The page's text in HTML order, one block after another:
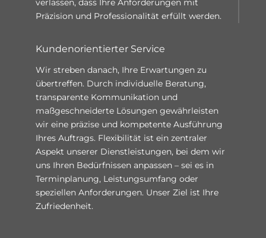
verlassen, dass hre Anforderungen mit
Präzision und Professionalität erfüllt werden.
Kundenorientierter Service
Wir streben danach, Ihre Erwartungen zu
übertreffen. Durch individuelle Beratung,
transparente Kommunikation und
maßgeschneiderte Lösungen gewährleisten
wir eine präzise und kompetente Ausführung
Ihres Auftrags. Flexibilität ist ein zentraler
Aspekt unserer Dienstleistungen, bei dem wir
uns Ihren Bedürfnissen anpassen – sei es in
Terminplanung, Leistungsumfang oder
speziellen Anforderungen. Unser Ziel ist Ihre
Zufriedenheit.